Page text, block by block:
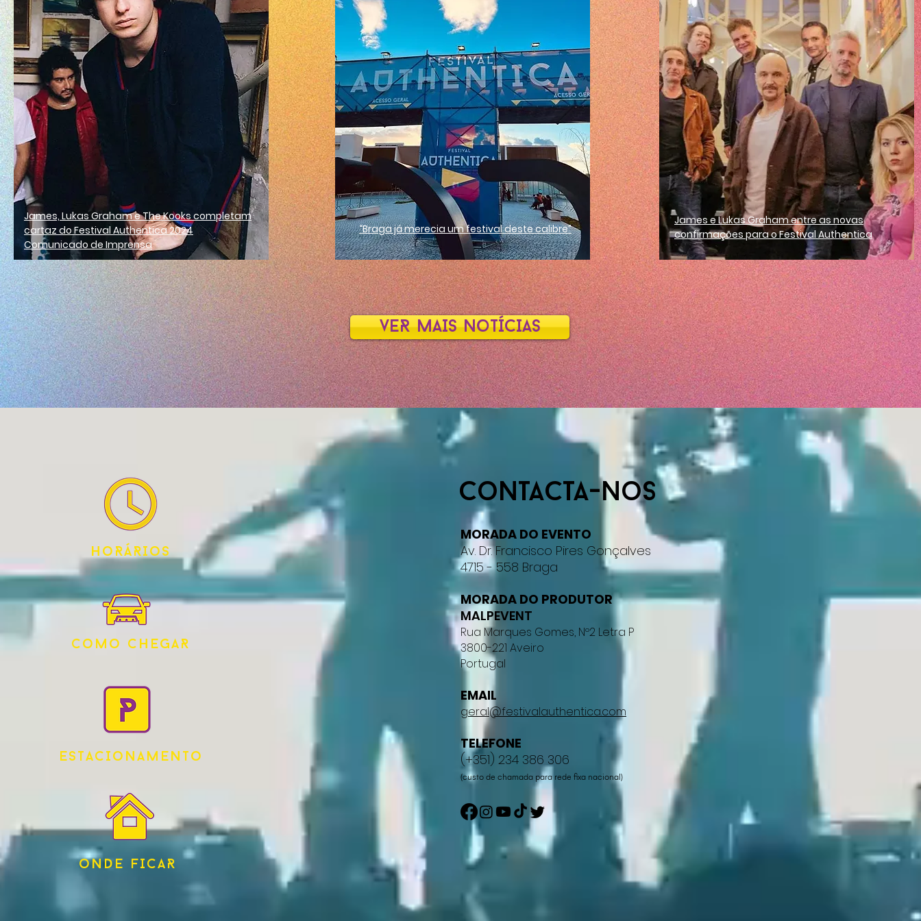
James, Lukas Graham e The Kooks completam
cartaz do Festival Authentica 2024
Comunicado de Imprensa
vER MAIS NoTÍCIAS
“Braga já merecia um festival deste calibre”
James e Lukas Graham entre as novas
confirmações para o Festival Authentica
HoRÁRIoS
CoMo CHEGAR
ESTACIoNAMENTo
oNDE FICAR
Contacta-nos
MORADA DO EVENTO
Av. Dr. Francisco Pires Gonçalves
4715 - 558 Braga
MORADA DO PRODUTOR
MALPEVENT
Rua Marques Gomes, Nº2 Letra P
3800-221 Aveiro
Portugal
EMAIL
geral@festivalauthentica.com
TELEFONE
(+351) 234 386 306
(custo de chamada para rede fixa nacional)